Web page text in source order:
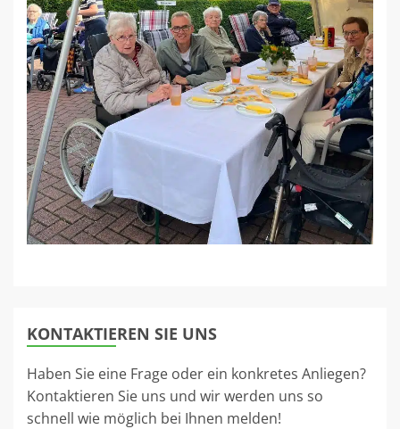
KONTAKTIEREN SIE UNS
Haben Sie eine Frage oder ein konkretes Anliegen?
Kontaktieren Sie uns und wir werden uns so
schnell wie möglich bei Ihnen melden!